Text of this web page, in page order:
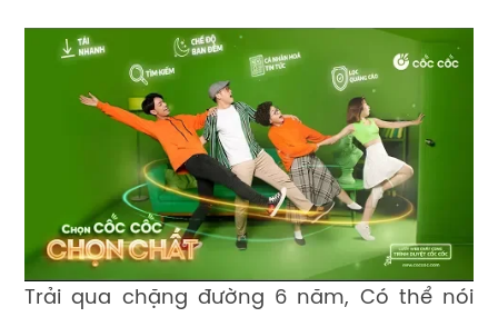
Trải qua chặng đường 6 năm, Có thể nói